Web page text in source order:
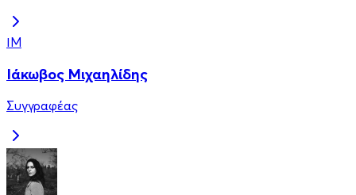
ΙΜ
Ιάκωβος Μιχαηλίδης
Συγγραφέας